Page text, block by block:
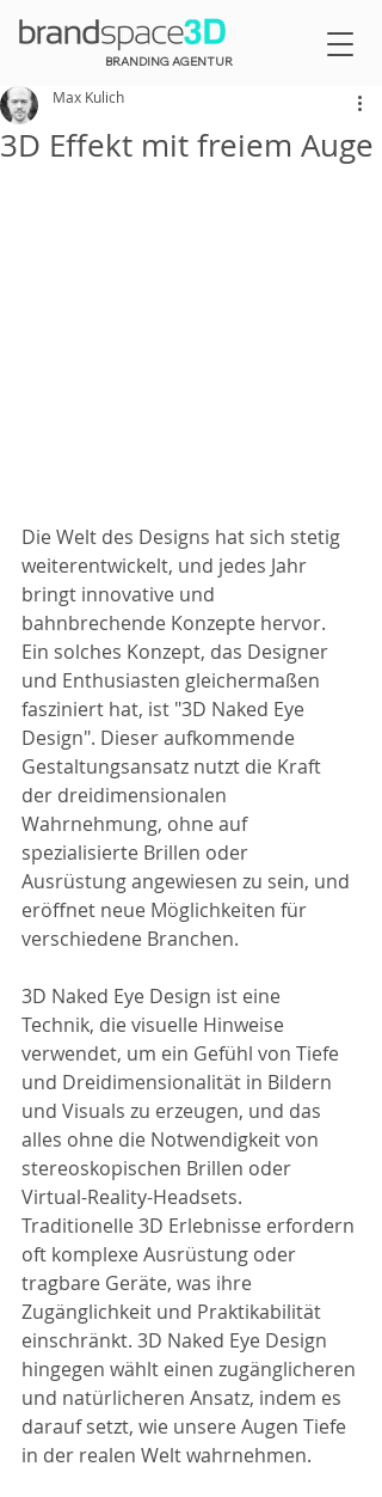
BRANDING AGENTUR
3D Effekt mit freiem Auge
Max Kulich
Die Welt des Designs hat sich stetig
weiterentwickelt, und jedes Jahr
bringt innovative und
bahnbrechende Konzepte hervor.
Ein solches Konzept, das Designer
und Enthusiasten gleichermaßen
fasziniert hat, ist "3D Naked Eye
Design". Dieser aufkommende
Gestaltungsansatz nutzt die Kraft
der dreidimensionalen
Wahrnehmung, ohne auf
spezialisierte Brillen oder
Ausrüstung angewiesen zu sein, und
eröffnet neue Möglichkeiten für
verschiedene Branchen.
3D Naked Eye Design ist eine
Technik, die visuelle Hinweise
verwendet, um ein Gefühl von Tiefe
und Dreidimensionalität in Bildern
und Visuals zu erzeugen, und das
alles ohne die Notwendigkeit von
stereoskopischen Brillen oder
Virtual-Reality-Headsets.
Traditionelle 3D Erlebnisse erfordern
oft komplexe Ausrüstung oder
tragbare Geräte, was ihre
Zugänglichkeit und Praktikabilität
einschränkt. 3D Naked Eye Design
hingegen wählt einen zugänglicheren
und natürlicheren Ansatz, indem es
darauf setzt, wie unsere Augen Tiefe
in der realen Welt wahrnehmen.